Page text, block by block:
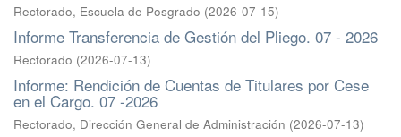
Rectorado, Escuela de Posgrado (2026-07-15)
Informe Transferencia de Gestión del Pliego. 07 - 2026
Rectorado (2026-07-13)
Informe: Rendición de Cuentas de Titulares por Cese
en el Cargo. 07 -2026
Rectorado, Dirección General de Administración (2026-07-13)